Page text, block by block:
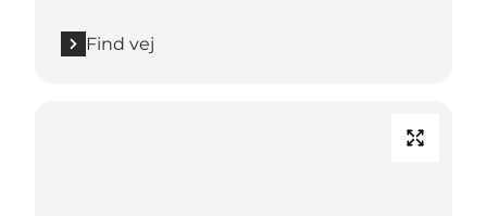
Find vej